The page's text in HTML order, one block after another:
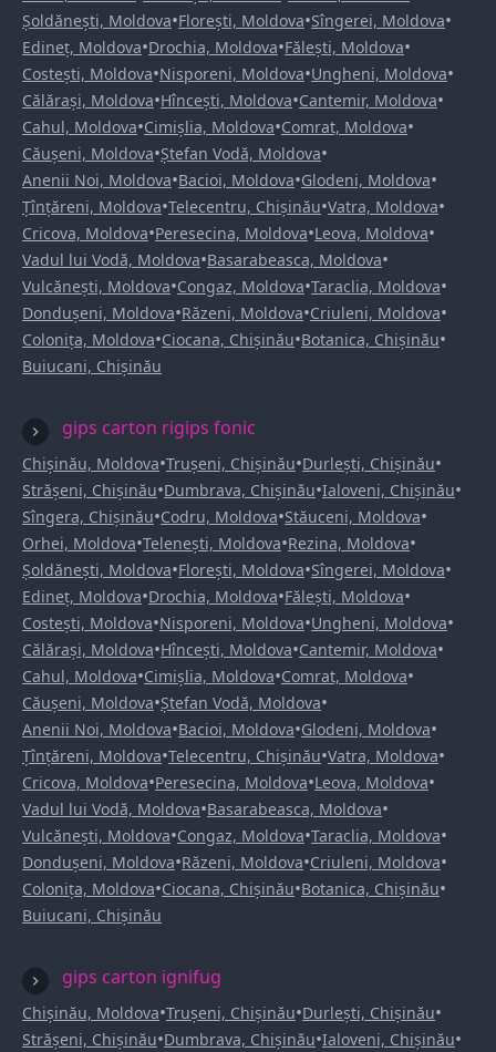
Șoldănești, Moldova•Florești, Moldova•Sîngerei, Moldova•
Edineț, Moldova•Drochia, Moldova•Fălești, Moldova•
Costești, Moldova•Nisporeni, Moldova•Ungheni, Moldova•
Călărași, Moldova•Hîncești, Moldova•Cantemir, Moldova•
Cahul, Moldova•Cimișlia, Moldova•Comrat, Moldova•
Căușeni, Moldova•Ștefan Vodă, Moldova•
Anenii Noi, Moldova•Bacioi, Moldova•Glodeni, Moldova•
Țînțăreni, Moldova•Telecentru, Chișinău•Vatra, Moldova•
Cricova, Moldova•Peresecina, Moldova•Leova, Moldova•
Vadul lui Vodă, Moldova•Basarabeasca, Moldova•
Vulcănești, Moldova•Congaz, Moldova•Taraclia, Moldova•
Dondușeni, Moldova•Răzeni, Moldova•Criuleni, Moldova•
Colonița, Moldova•Ciocana, Chișinău•Botanica, Chișinău•
Buiucani, Chișinău
gips carton rigips fonic
Chișinău, Moldova•Trușeni, Chișinău•Durlești, Chișinău•
Strășeni, Chișinău•Dumbrava, Chișinău•Ialoveni, Chișinău•
Sîngera, Chișinău•Codru, Moldova•Stăuceni, Moldova•
Orhei, Moldova•Telenești, Moldova•Rezina, Moldova•
Șoldănești, Moldova•Florești, Moldova•Sîngerei, Moldova•
Edineț, Moldova•Drochia, Moldova•Fălești, Moldova•
Costești, Moldova•Nisporeni, Moldova•Ungheni, Moldova•
Călărași, Moldova•Hîncești, Moldova•Cantemir, Moldova•
Cahul, Moldova•Cimișlia, Moldova•Comrat, Moldova•
Căușeni, Moldova•Ștefan Vodă, Moldova•
Anenii Noi, Moldova•Bacioi, Moldova•Glodeni, Moldova•
Țînțăreni, Moldova•Telecentru, Chișinău•Vatra, Moldova•
Cricova, Moldova•Peresecina, Moldova•Leova, Moldova•
Vadul lui Vodă, Moldova•Basarabeasca, Moldova•
Vulcănești, Moldova•Congaz, Moldova•Taraclia, Moldova•
Dondușeni, Moldova•Răzeni, Moldova•Criuleni, Moldova•
Colonița, Moldova•Ciocana, Chișinău•Botanica, Chișinău•
Buiucani, Chișinău
gips carton ignifug
Chișinău, Moldova•Trușeni, Chișinău•Durlești, Chișinău•
Strășeni, Chișinău•Dumbrava, Chișinău•Ialoveni, Chișinău•